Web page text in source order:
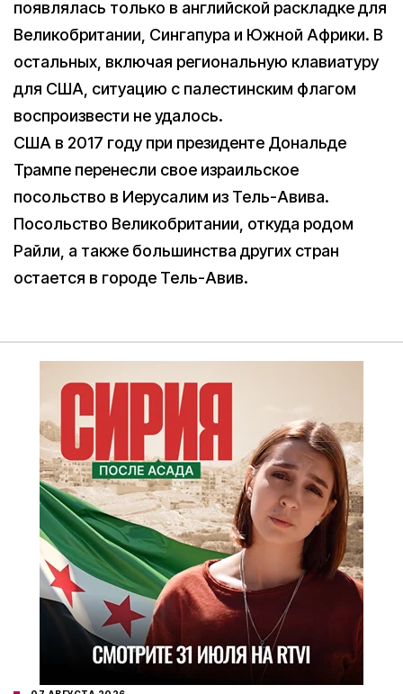
появлялась только в английской раскладке для
Великобритании, Сингапура и Южной Африки. В
остальных, включая региональную клавиатуру
для США, ситуацию с палестинским флагом
воспроизвести не удалось.
США в 2017 году при президенте Дональде
Трампе перенесли свое израильское
посольство в Иерусалим из Тель-Авива.
Посольство Великобритании, откуда родом
Райли, а также большинства других стран
остается в городе Тель-Авив.